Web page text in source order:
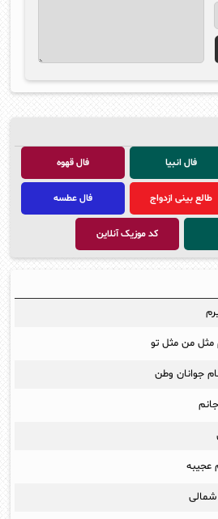
فال انبیا فال قهوه
طالع بینی ازدواج فال عطسه
کد موزیک آنلاین
مثل من مثل تو
جوانان وطن
عجیبه